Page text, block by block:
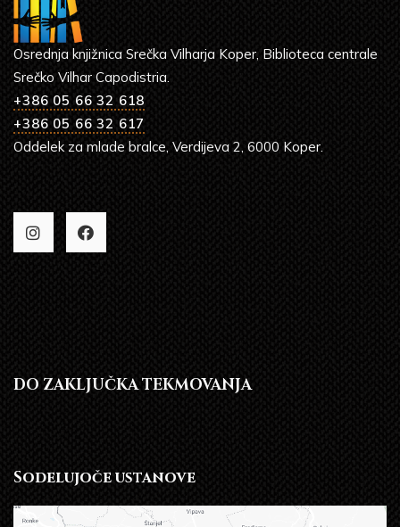
Osrednja knjižnica Srečka Vilharja Koper, Biblioteca centrale
Srečko Vilhar Capodistria.
+386 05 66 32 618
+386 05 66 32 617
Oddelek za mlade bralce, Verdijeva 2, 6000 Koper.
DO ZAKLJUČKA TEKMOVANJA
Sodelujoče ustanove